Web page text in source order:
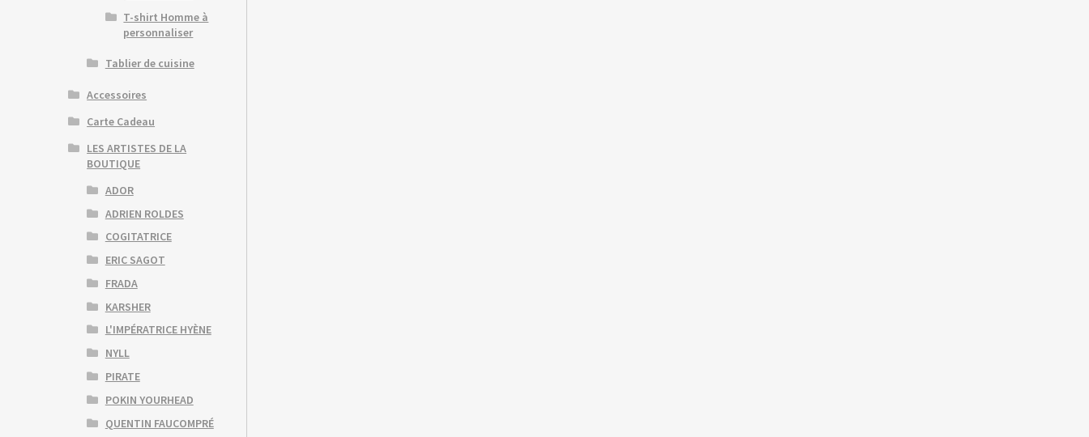
T-shirt Homme à
personnaliser
Tablier de cuisine
Accessoires
Carte Cadeau
LES ARTISTES DE LA
BOUTIQUE
ADOR
ADRIEN ROLDES
COGITATRICE
ERIC SAGOT
FRADA
KARSHER
L'IMPÉRATRICE HYÈNE
NYLL
PIRATE
POKIN YOURHEAD
QUENTIN FAUCOMPRÉ